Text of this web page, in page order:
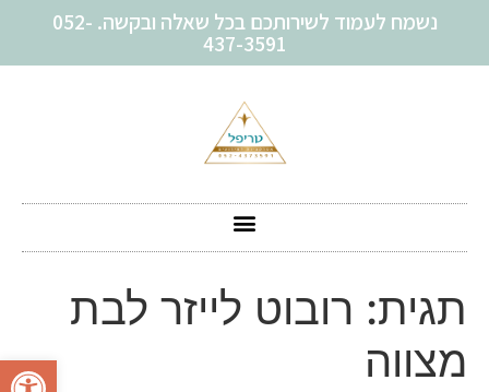
פתח
נשמח לעמוד לשירותכם בכל שאלה ובקשה. 052-
437-3591
תגית: רובוט לייזר לבת
מצווה